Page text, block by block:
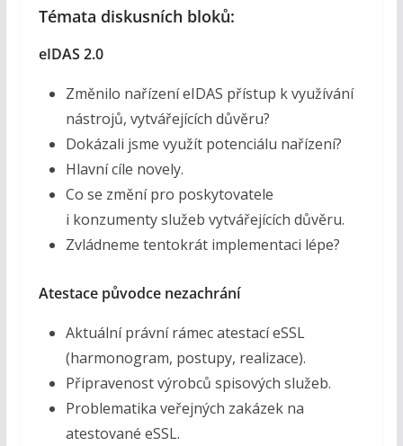
Témata diskusních bloků:
eIDAS 2.0
Změnilo nařízení eIDAS přístup k využívání
nástrojů, vytvářejících důvěru?
Dokázali jsme využít potenciálu nařízení?
Hlavní cíle novely.
Co se změní pro poskytovatele
i konzumenty služeb vytvářejících důvěru.
Zvládneme tentokrát implementaci lépe?
Atestace původce nezachrání
Aktuální právní rámec atestací eSSL
(harmonogram, postupy, realizace).
Připravenost výrobců spisových služeb.
Problematika veřejných zakázek na
atestované eSSL.